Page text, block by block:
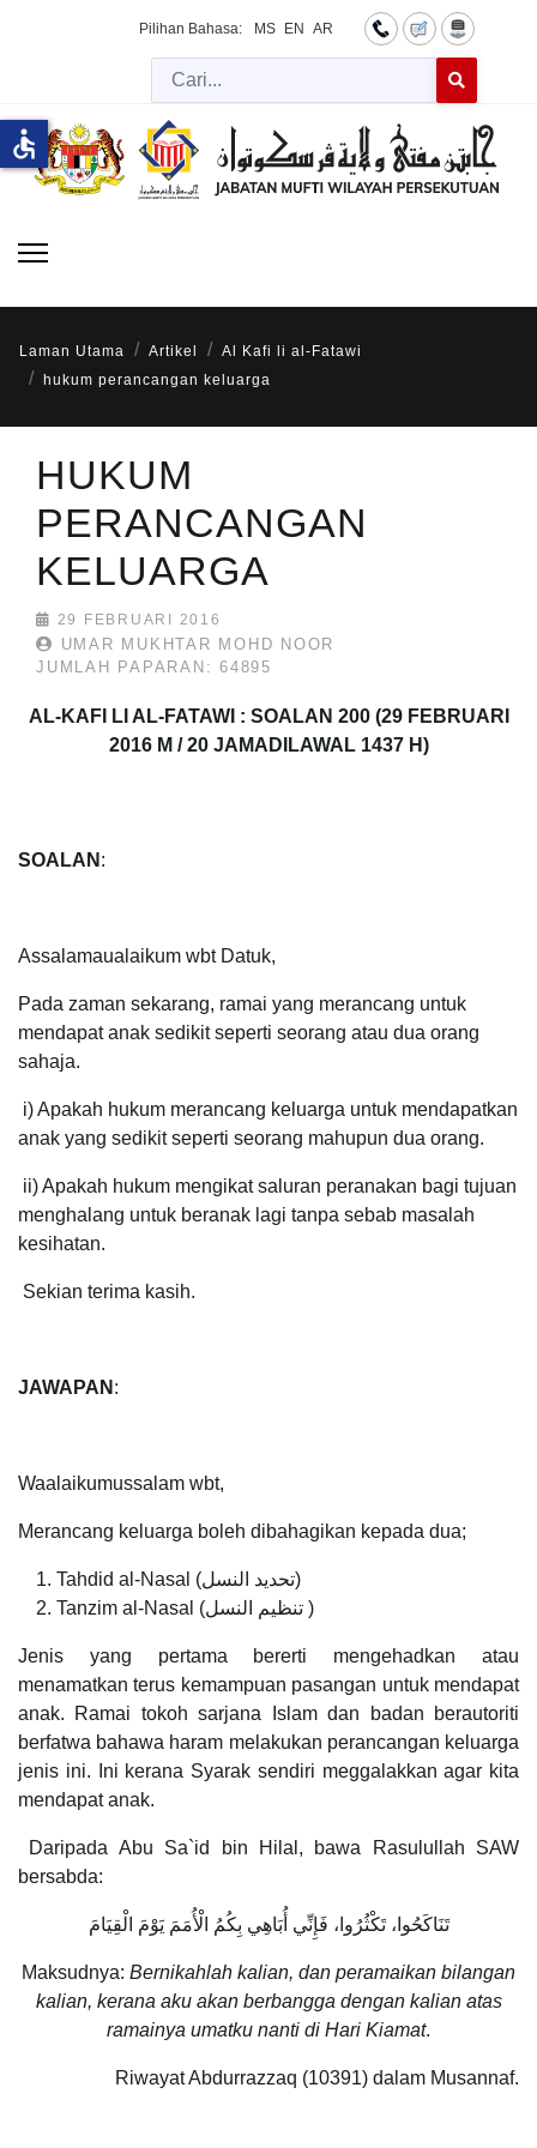
Pilihan Bahasa: MS EN AR
Cari
Laman Utama Artikel
Al Kafi li al-Fatawi
hukum perancangan keluarga
HUKUM
PERANCANGAN
KELUARGA
29 FEBRUARI 2016
UMAR MUKHTAR MOHD NOOR
JUMLAH PAPARAN: 64895
AL-KAFI LI AL-FATAWI : SOALAN 200 (29 FEBRUARI
2016 M / 20 JAMADILAWAL 1437 H)
SOALAN :
Assalamaualaikum wbt Datuk,
Pada zaman sekarang, ramai yang merancang untuk
mendapat anak sedikit seperti seorang atau dua orang
sahaja.
i) Apakah hukum merancang keluarga untuk mendapatkan
anak yang sedikit seperti seorang mahupun dua orang.
ii) Apakah hukum mengikat saluran peranakan bagi tujuan
menghalang untuk beranak lagi tanpa sebab masalah
kesihatan.
Sekian terima kasih.
JAWAPAN :
Waalaikumussalam wbt,
Merancang keluarga boleh dibahagikan kepada dua;
Tahdid al-Nasal (تحديد النسل)
Tanzim al-Nasal (تنظيم النسل )
Jenis yang pertama bererti mengehadkan atau
menamatkan terus kemampuan pasangan untuk mendapat
anak. Ramai tokoh sarjana Islam dan badan berautoriti
berfatwa bahawa haram melakukan perancangan keluarga
jenis ini. Ini kerana Syarak sendiri meggalakkan agar kita
mendapat anak.
Daripada Abu Sa`id bin Hilal, bawa Rasulullah SAW
bersabda:
تَنَاكَحُوا، تَكْثُرُوا، فَإِنِّي أُبَاهِي بِكُمُ الْأُمَمَ يَوْمَ الْقِيَامَ
Maksudnya: Bernikahlah kalian, dan peramaikan bilangan
kalian, kerana aku akan berbangga dengan kalian atas
ramainya umatku nanti di Hari Kiamat.
Riwayat Abdurrazzaq (10391) dalam Musannaf.
accessible